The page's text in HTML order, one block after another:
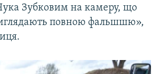
Чука Зубковим на камеру, що
повною фальшшю»,